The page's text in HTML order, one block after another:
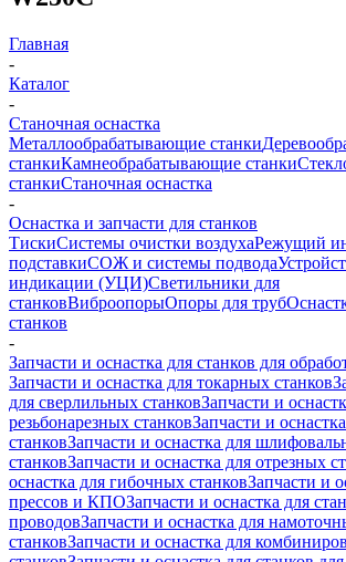
Главная
-
Каталог
-
Станочная оснастка
Металлообрабатывающие станки
станкиКамнеобрабатывающие станки
станкиСтаночная оснастка
-
Оснастка и запчасти для станков
ТискиСистемы очистки воздухаРежущий
подставкиСОЖ и системы подвода
индикации (УЦИ)Светильники для
станковВиброопорыОпоры для труб
станков
-
Запчасти и оснастка для станков для
Запчасти и оснастка для токарных станков
для сверлильных станковЗапчасти и
резьбонарезных станковЗапчасти и
станковЗапчасти и оснастка для
станковЗапчасти и оснастка для отрезных
оснастка для гибочных станковЗапчасти и
прессов и КПОЗапчасти и оснастка для
проводовЗапчасти и оснастка для
станковЗапчасти и оснастка для